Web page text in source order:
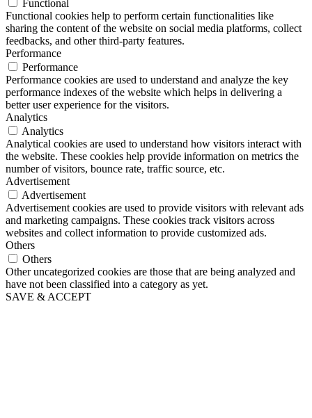
Functional
Functional cookies help to perform certain functionalities like
sharing the content of the website on social media platforms, collect
feedbacks, and other third-party features.
Performance
Performance
Performance cookies are used to understand and analyze the key
performance indexes of the website which helps in delivering a
better user experience for the visitors.
Analytics
Analytics
Analytical cookies are used to understand how visitors interact with
the website. These cookies help provide information on metrics the
number of visitors, bounce rate, traffic source, etc.
Advertisement
Advertisement
Advertisement cookies are used to provide visitors with relevant ads
and marketing campaigns. These cookies track visitors across
websites and collect information to provide customized ads.
Others
Others
Other uncategorized cookies are those that are being analyzed and
have not been classified into a category as yet.
SAVE & ACCEPT